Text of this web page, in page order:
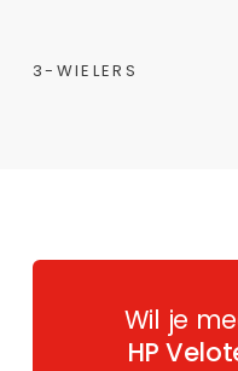
3-WIELERS
Wil je
HP